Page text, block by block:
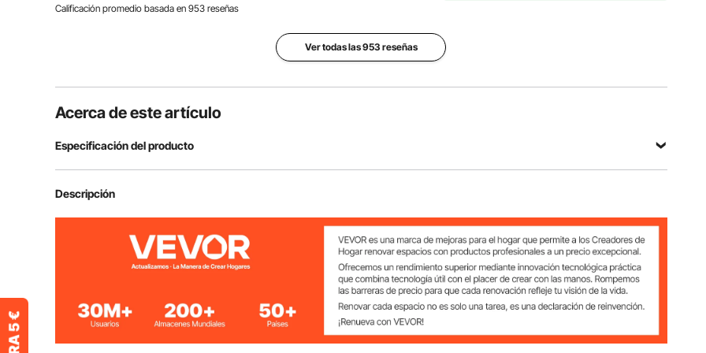
Min.
Ancho de
1,38 "/ 35
39,4 "/
Vía Única
Calificación promedio basada en 953 reseñas
Ver todas las 953 reseñas
Acerca de este artículo
Especificación del producto
Material de la Placa Inferior
Cantidad del Cojinete
Min. Ancho de Corte 1,38 "/ 35 mm
Descripción